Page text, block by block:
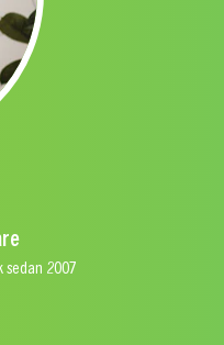
sedan 2007